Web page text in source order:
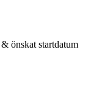
önskat startdatum